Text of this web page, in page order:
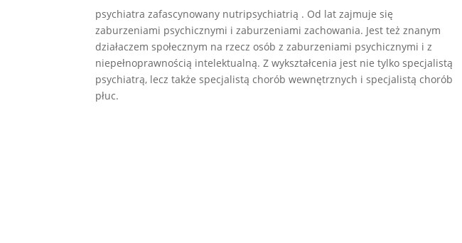
psychiatra zafascynowany nutripsychiatrią . Od lat zajmuje się
zaburzeniami psychicznymi i zaburzeniami zachowania. Jest też znanym
działaczem społecznym na rzecz osób z zaburzeniami psychicznymi i z
niepełnoprawnością intelektualną. Z wykształcenia jest nie tylko specjalistą
psychiatrą, lecz także specjalistą chorób wewnętrznych i specjalistą chorób
płuc.